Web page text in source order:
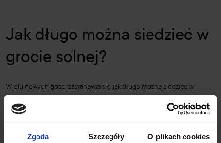
Zgoda Szczegóły O plikach cookies
Jak długo można siedzieć w
grocie solnej?
Wielu nowych gości zastanawia się, jak długo można siedzieć w
organizmu, jednak standardowo sesja trwa około 45 minut. W tym
czasie organizm zdąży przyswoić odpowiednią ilość mikroelementów
zawartych w powietrzu.